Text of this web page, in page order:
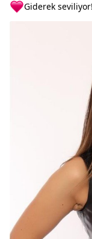
Giderek seviliyor!